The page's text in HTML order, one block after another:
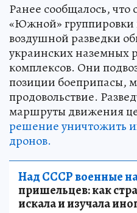
Ранее сообщалось,
«Южной» группировки
воздушной разведки
украинских наземных
комплексов. Они
позиции боеприпасы,
продовольствие.
маршруты движения
решение уничтожить
дронов.
Над СССР военные
пришельцев: как
искала и изучала